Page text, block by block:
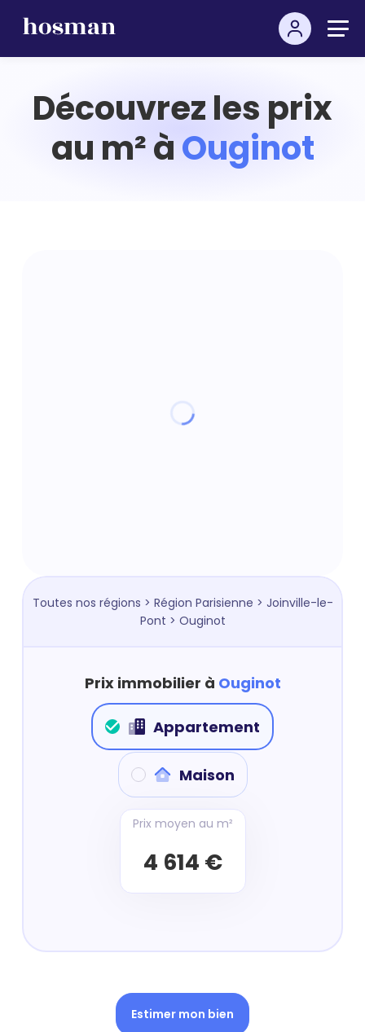
Découvrez les prix
au m² àOuginot
Toutes nos régions > Région Parisienne > Joinville-le-
Pont > Ouginot
Prix immobilier à Ouginot
Appartement
Maison
Prix moyen au m²
4 614 €
Estimer mon bien